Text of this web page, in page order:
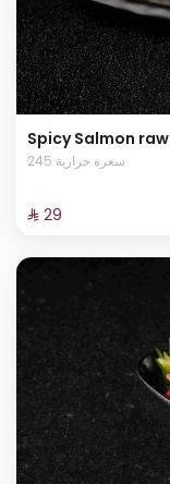
Spicy Salmon raw
245 سعرة حرارية
⁨⁦‪‬ 29⁩